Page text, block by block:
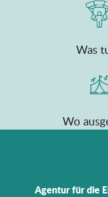
Was
Wo
Agentur für die